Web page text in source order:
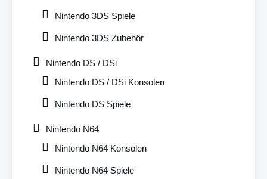
Nintendo 3DS Spiele
Nintendo 3DS Zubehör
Nintendo DS / DSi
Nintendo DS / DSi Konsolen
Nintendo DS Spiele
Nintendo N64
Nintendo N64 Konsolen
Nintendo N64 Spiele